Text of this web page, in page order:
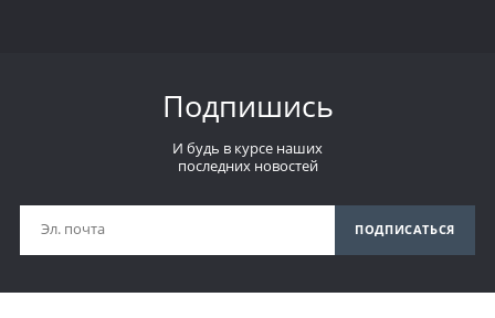
Подпишись
И будь в курсе наших
последних новостей
ПОДПИСАТЬСЯ